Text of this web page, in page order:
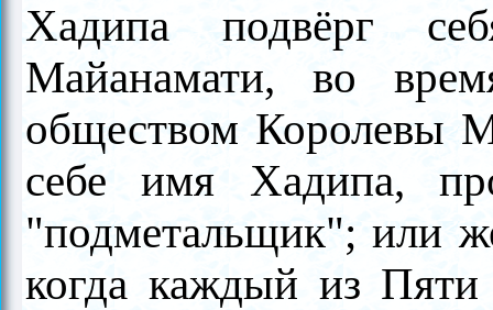
Хадипа подвёрг
Майанамати, во
обществом Королевы
себе имя Хадипа,
"подметальщик"; или
когда каждый из